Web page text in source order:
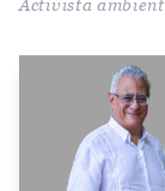
Activista